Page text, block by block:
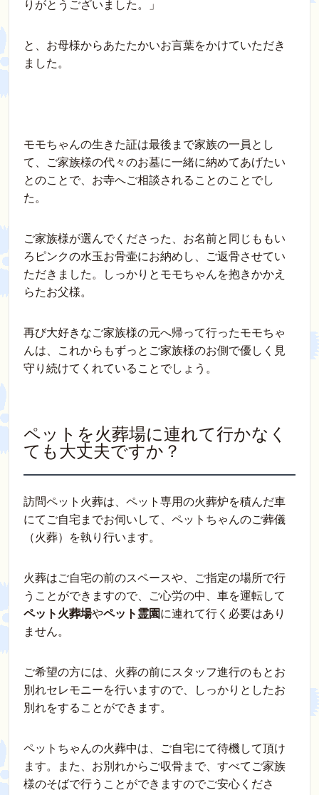
りがとうございました。」
と、お母様からあたたかいお言葉をかけていただき
ました。
モモちゃんの生きた証は最後まで家族の一員とし
て、ご家族様の代々のお墓に一緒に納めてあげたい
とのことで、お寺へご相談されることのことでし
た。
ご家族様が選んでくださった、お名前と同じももい
ろピンクの水玉お骨壷にお納めし、ご返骨させてい
ただきました。しっかりとモモちゃんを抱きかかえ
らたお父様。
再び大好きなご家族様の元へ帰って行ったモモちゃ
んは、これからもずっとご家族様のお側で優しく見
守り続けてくれていることでしょう。
ペットを火葬場に連れて行かなく
ても大丈夫ですか？
訪問ペット火葬は、ペット専用の火葬炉を積んだ車
にてご自宅までお伺いして、ペットちゃんのご葬儀
（火葬）を執り行います。
火葬はご自宅の前のスペースや、ご指定の場所で行
うことができますので、ご心労の中、車を運転して
ペット火葬場やペット霊園に連れて行く必要はあり
ません。
ご希望の方には、火葬の前にスタッフ進行のもとお
別れセレモニーを行いますので、しっかりとしたお
別れをすることができます。
ペットちゃんの火葬中は、ご自宅にて待機して頂け
ます。また、お別れからご収骨まで、すべてご家族
様のそばで行うことができますのでご安心くださ